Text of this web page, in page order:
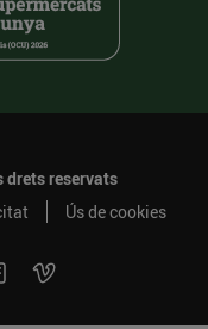
drets reservats
Ús de cookies